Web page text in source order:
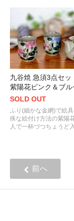
九谷焼 急須3点セッ
紫陽花ピンク＆ブ
SOLD OUT
ふり(細かな金網)で絵
殊な絵付け方法の紫陽
人で一杯づつちょうど
前へ